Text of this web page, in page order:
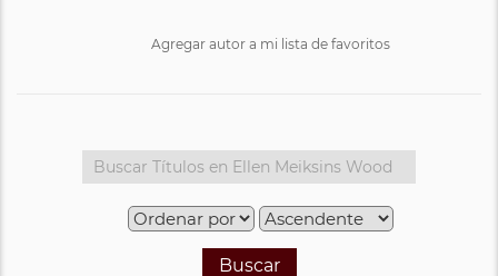
Agregar autor a mi lista de favoritos
Buscar